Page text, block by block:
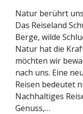
Natur berührt
Das Reiseland
Berge, wilde
Natur hat die
möchten wir
nach uns. Eine
Reisen bedeutet
Nachhaltiges
Genuss,…